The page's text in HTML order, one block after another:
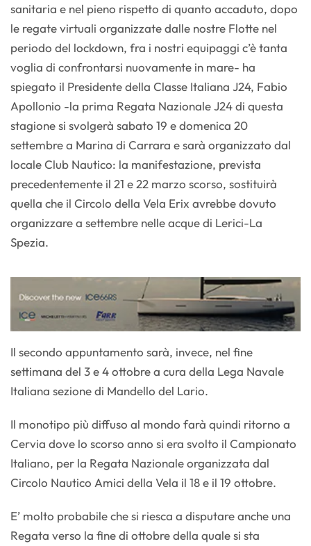
sanitaria e nel pieno rispetto di quanto accaduto, dopo
le regate virtuali organizzate dalle nostre Flotte nel
periodo del lockdown, fra i nostri equipaggi c’è tanta
voglia di confrontarsi nuovamente in mare- ha
spiegato il Presidente della Classe Italiana J24, Fabio
Apollonio -la prima Regata Nazionale J24 di questa
stagione si svolgerà sabato 19 e domenica 20
settembre a Marina di Carrara e sarà organizzato dal
locale Club Nautico: la manifestazione, prevista
precedentemente il 21 e 22 marzo scorso, sostituirà
quella che il Circolo della Vela Erix avrebbe dovuto
organizzare a settembre nelle acque di Lerici-La
Spezia.
Il secondo appuntamento sarà, invece, nel fine
settimana del 3 e 4 ottobre a cura della Lega Navale
Italiana sezione di Mandello del Lario.
Il monotipo più diffuso al mondo farà quindi ritorno a
Cervia dove lo scorso anno si era svolto il Campionato
Italiano, per la Regata Nazionale organizzata dal
Circolo Nautico Amici della Vela il 18 e il 19 ottobre.
E’ molto probabile che si riesca a disputare anche una
Regata verso la fine di ottobre della quale si sta